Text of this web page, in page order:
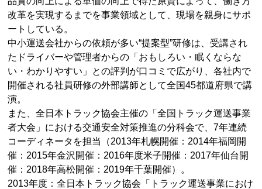
改革を実現するまでを事業領域として、現場を親身にサポ
ートしている。
中小運送会社からの依頼が多い“提案型”研修は、受講され
たドライバーや管理者からの「おもしろい・眠くならな
い・わかりやすい」との評判が口コミで広がり、各社内で
開催される社員研修の外部講師として全国45都道府県で講
演。
また、全日本トラック協会主催の「全国トラック運送事業
者大会」における交通安全対策推進の分科会で、7年連続
コーディネータを担当（2013年札幌開催：2014年福岡開
催：2015年金沢開催：2016年度米子開催：2017年仙台開
催：2018年高松開催：2019年千葉開催）。
2013年度：全日本トラック協会「トラック運送事業におけ